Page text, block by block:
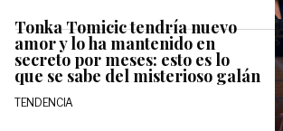
Tonka Tomicic tendría nuevo
amor y lo ha mantenido en
secreto por meses: esto es lo
que se sabe del misterioso galán
TENDENCIA